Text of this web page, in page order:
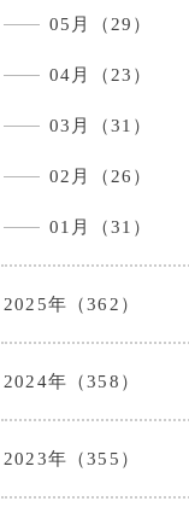
05月（29）
04月（23）
03月（31）
02月（26）
01月（31）
2025年（362）
2024年（358）
2023年（355）